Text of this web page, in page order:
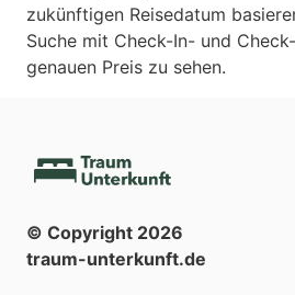
zukünftigen Reisedatum
Suche mit Check-In- und
genauen Preis zu sehen.
© Copyright 2026
traum-unterkunft.de